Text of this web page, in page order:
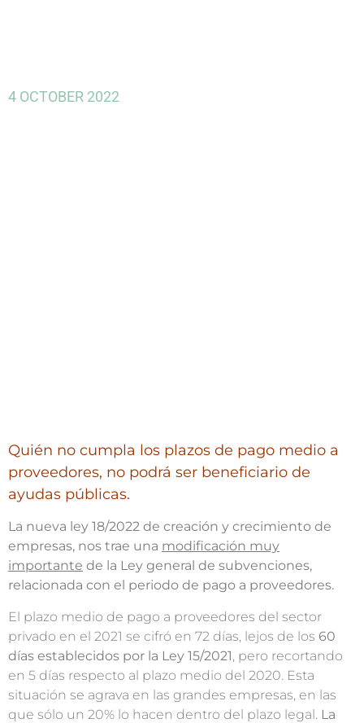
4 OCTOBER 2022
Quién no cumpla los plazos de pago medio a
proveedores, no podrá ser beneficiario de
ayudas públicas.
La nueva ley 18/2022 de creación y crecimiento de
empresas, nos trae una modificación muy
importante de la Ley general de subvenciones,
relacionada con el periodo de pago a proveedores.
El plazo medio de pago a proveedores del sector
privado en el 2021 se cifró en 72 días, lejos de los 60
días establecidos por la Ley 15/2021, pero recortando
en 5 días respecto al plazo medio del 2020. Esta
situación se agrava en las grandes empresas, en las
que sólo un 20% lo hacen dentro del plazo legal. La